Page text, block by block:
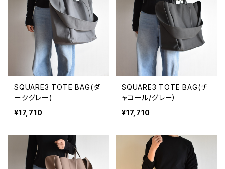
SQUARE3 TOTE BAG(ダ
ークグレー)
¥17,710
SQUARE3 TOTE BAG(チ
ャコール/グレー）
¥17,710